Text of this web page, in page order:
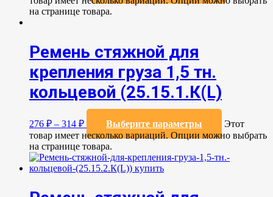
на странице товара.
Ремень стяжной для
крепления груза 1,5 тн.
кольцевой (25.15.1.К(L)
276 ₽ – 314 ₽ Выберите параметры
Этот
товар имеет несколько вариаций. Опции можно выбрать
на странице товара.